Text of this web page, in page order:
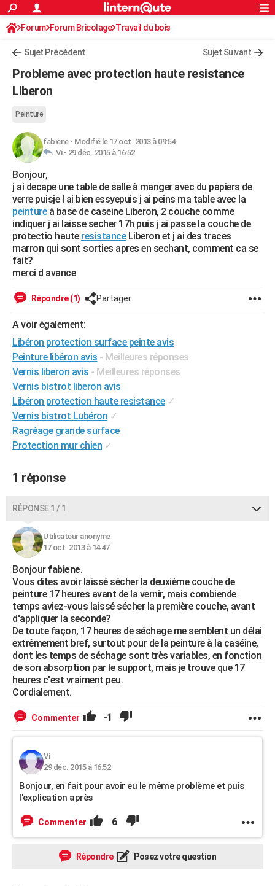
ACTUALITÉS
Politique
Société
Faits Divers
Education
Monde
Villes
+
Programme TV
TNTStreaming
Cinéma
Sorties cinéma
Musique
+FINANCE
Retraite
Impôts
Epargne
Immobilier
Risques naturels par ville
Banque
Assurance
Crédit
AUTO
Essais
Réserver un essai
Citadines
Berlines
SUV
Forum auto
HIGH-TECH
Mobiles
Meilleur smartphone
Internet
Ordinateurs
Jeux vidéo
Guide high-tech
BRICOLAGE
Forum
Aménagement intérieur
Extérieur
Cuisine
Salle de bains
Jardinage
Rangement
WEEK-END
Guides de France
Escapades
Patrimoine
Expositions
Musées
Week-end nature
+LIFESTYLE
Art de vivre
Bien-être
Loisirs
Mode
Modes de vie
SANTE
Alimentation
Guide de la santé
Maladies
Médicaments
Sommeil
VOYAGE
PHOTO
BONS PLANS
CARTE DE VOEUX
Carte de Noël
Carte Bonne année
Carte Saint-Valentin
Carte Pâques
Carte d'anniversaire
DICTIONNAIRE
Dictionnaire
Biographies
Citations
Expressions
Proverbes
PROGRAMME TV
COPAINS D'AVANT
Bricolage
Lifestyle
Culture
Sport
Auto
Television
Voyage
Cinema
S'inscrire
Connexion
Forum Forum Bricolage Travail du bois
Sujet Précédent Sujet Suivant
Probleme avec protection haute resistance
Liberon
Peinture
fabiene- Modifié le 17 oct. 2013 à 09:54
Vi - 29 déc. 2015 à 16:52
Bonjour,
j ai decape une table de salle à manger avec du papiers de
verre puisje l ai bien essyepuis j ai peins ma table avec la
peintureà base de caseine Liberon, 2 couche comme
indiquer j ai laisse secher 17h puis j ai passe la couche de
protectio haute resistanceLiberon et j ai des traces
marron qui sont sorties apres en sechant, comment ca se
fait?
merci d avance
Répondre (1) Partager
A voir également:
Libéron protection surface peinte avis
Peinture libéron avis - Meilleures réponses
Vernis liberon avis - Meilleures réponses
Vernis bistrot liberon avis
Libéron protection haute resistance ✓
Vernis bistrot Lubéron ✓
Ragréage grande surface
Protection mur chien ✓
1 réponse
RÉPONSE 1 / 1
Utilisateur anonyme
17 oct. 2013 à 14:47
Bonjour fabiene.
Vous dites avoir laissé sécher la deuxième couche de
peinture 17 heures avant de la vernir, mais combiende
temps aviez-vous laissé sécher la première couche, avant
d'appliquer la seconde?
De toute façon, 17 heures de séchage me semblent un délai
extrêmement bref, surtout pour de la peinture à la caséine,
dont les temps de séchage sont très variables, en fonction
de son absorption par le support, mais je trouve que 17
heures c'est vraiment peu.
Cordialement.
Commenter -1
Vi
29 déc. 2015 à 16:52
Bonjour, en fait pour avoir eu le même problème et puis
l'explication après
Commenter 6
Répondre Posez votre question